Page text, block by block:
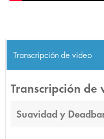
Transcripción de video
Transcripción de
Suavidad y